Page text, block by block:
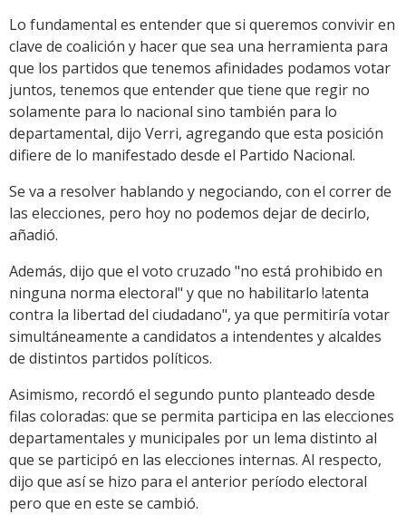
Lo fundamental es entender que si queremos convivir en
clave de coalición y hacer que sea una herramienta para
que los partidos que tenemos afinidades podamos votar
juntos, tenemos que entender que tiene que regir no
solamente para lo nacional sino también para lo
departamental, dijo Verri, agregando que esta posición
difiere de lo manifestado desde el Partido Nacional.
Se va a resolver hablando y negociando, con el correr de
las elecciones, pero hoy no podemos dejar de decirlo,
añadió.
Además, dijo que el voto cruzado "no está prohibido en
ninguna norma electoral" y que no habilitarlo !atenta
contra la libertad del ciudadano", ya que permitiría votar
simultáneamente a candidatos a intendentes y alcaldes
de distintos partidos políticos.
Asimismo, recordó el segundo punto planteado desde
filas coloradas: que se permita participa en las elecciones
departamentales y municipales por un lema distinto al
que se participó en las elecciones internas. Al respecto,
dijo que así se hizo para el anterior período electoral
pero que en este se cambió.